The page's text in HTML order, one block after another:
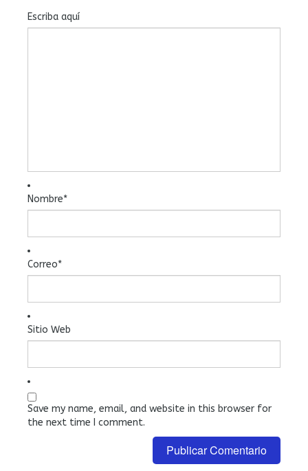
Escriba aquí
Nombre*
Correo*
Sitio Web
Save my name, email, and website in this browser for
the next time I comment.